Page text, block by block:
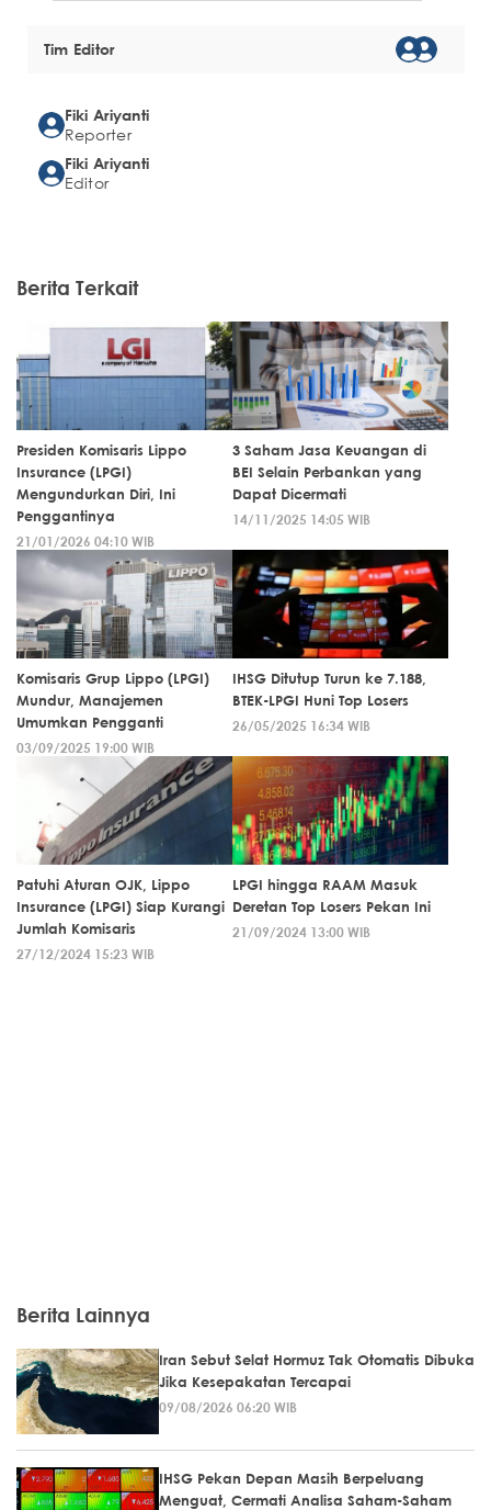
Tim Editor
Fiki Ariyanti
Reporter
Fiki Ariyanti
Editor
Berita Terkait
Presiden Komisaris Lippo
Insurance (LPGI)
Mengundurkan Diri, Ini
Penggantinya
21/01/2026 04:10 WIB
3 Saham Jasa Keuangan di
BEI Selain Perbankan yang
Dapat Dicermati
14/11/2025 14:05 WIB
Komisaris Grup Lippo (LPGI)
Mundur, Manajemen
Umumkan Pengganti
03/09/2025 19:00 WIB
IHSG Ditutup Turun ke 7.188,
BTEK-LPGI Huni Top Losers
26/05/2025 16:34 WIB
Patuhi Aturan OJK, Lippo
Insurance (LPGI) Siap Kurangi
Jumlah Komisaris
27/12/2024 15:23 WIB
LPGI hingga RAAM Masuk
Deretan Top Losers Pekan Ini
21/09/2024 13:00 WIB
Berita Lainnya
Iran Sebut Selat Hormuz Tak Otomatis Dibuka
Jika Kesepakatan Tercapai
09/08/2026 06:20 WIB
IHSG Pekan Depan Masih Berpeluang
Menguat, Cermati Analisa Saham-Saham